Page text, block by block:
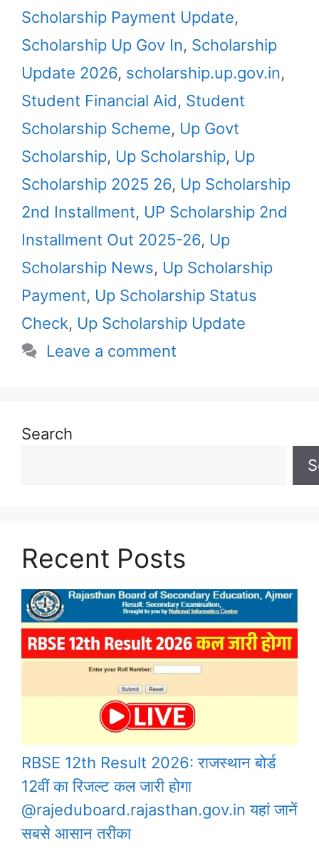
Scholarship Payment Update,
Scholarship Up Gov In, Scholarship
Update 2026, scholarship.up.gov.in,
Student Financial Aid, Student
Scholarship Scheme, Up Govt
Scholarship, Up Scholarship, Up
Scholarship 2025 26, Up Scholarship
2nd Installment, UP Scholarship 2nd
Installment Out 2025-26, Up
Scholarship News, Up Scholarship
Payment, Up Scholarship Status
Check, Up Scholarship Update
Leave a comment
Search
Recent Posts
RBSE 12th Result 2026: राजस्थान बोर्ड
12वीं का रिजल्ट कल जारी होगा
@rajeduboard.rajasthan.gov.in यहां जानें
सबसे आसान तरीका